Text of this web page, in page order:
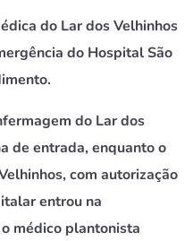
do Lar dos Velhinhos
do Hospital São
do Lar dos
de entrada, enquanto o
com autorização
entrou na
médico plantonista